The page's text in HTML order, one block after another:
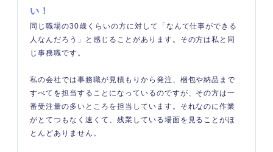
い ！
同じ職場の30歳くらいの方に対して「なんて仕事ができる
人なんだろう」と感じることがあります。その方は私と同
じ事務職です。
私の会社では事務職が見積もりから発注、梱包や納品まで
すべてを担当することになっているのですが、その方は一
番受注量の多いところを担当しています。それなのに作業
がとてつもなく速くて、残業している場面を見ることがほ
とんどありません。